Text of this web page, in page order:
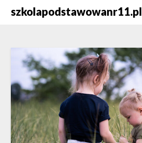
szkolapodstawowanr11.pl